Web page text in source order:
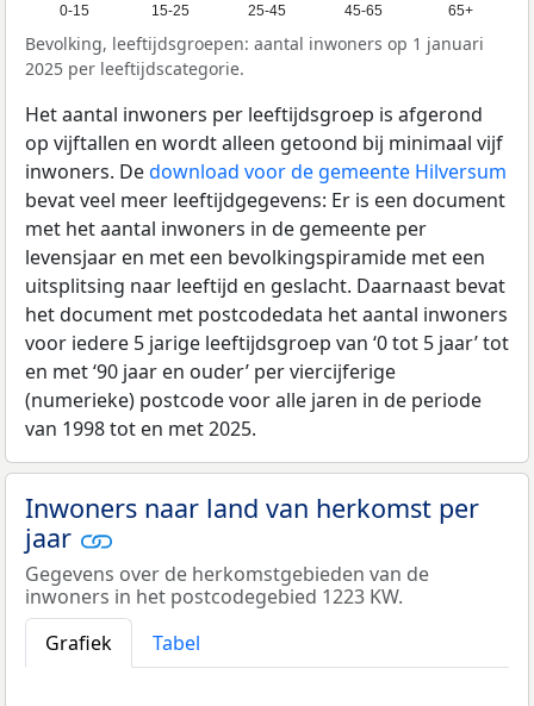
0-15 15-25 25-45 45-65 65+
Bevolking, leeftijdsgroepen: aantal inwoners op 1 januari
2025 per leeftijdscategorie.
Het aantal inwoners per leeftijdsgroep is afgerond
op vijftallen en wordt alleen getoond bij minimaal vijf
inwoners. Dedownload voor de gemeente Hilversum
bevat veel meer leeftijdgegevens: Er is een document
met het aantal inwoners in de gemeente per
levensjaar en met een bevolkingspiramide met een
uitsplitsing naar leeftijd en geslacht. Daarnaast bevat
het document met postcodedata het aantal inwoners
voor iedere 5 jarige leeftijdsgroep van ‘0 tot 5 jaar’ tot
en met ‘90 jaar en ouder’ per viercijferige
(numerieke) postcode voor alle jaren in de periode
van 1998 tot en met 2025.
Inwoners naar land van herkomst per
jaar
Gegevens over de herkomstgebieden van de
inwoners in het postcodegebied 1223 KW.
Grafiek
Tabel